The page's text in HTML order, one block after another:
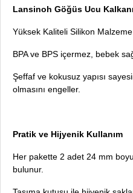
Lansinoh Göğüs Ucu
Yüksek Kaliteli Silikon Malzeme
BPA ve BPS içermez, bebek
Şeffaf ve kokusuz yapısı
olmasını engeller.
Pratik ve Hijyenik Kullanım
Her pakette 2 adet 24 mm
bulunur.